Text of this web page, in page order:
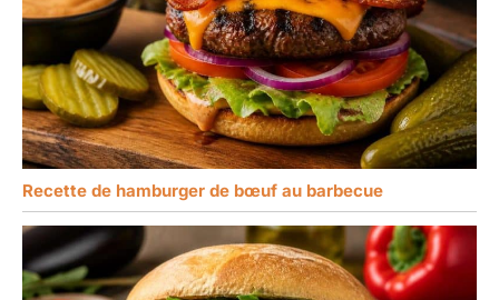
Recette de hamburger de bœuf au barbecue